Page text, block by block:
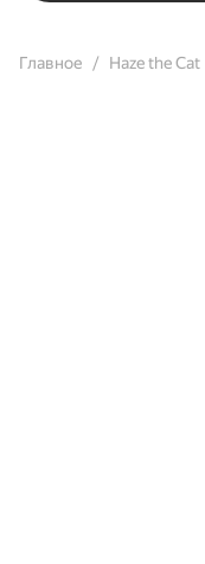
Главное Haze the Cat